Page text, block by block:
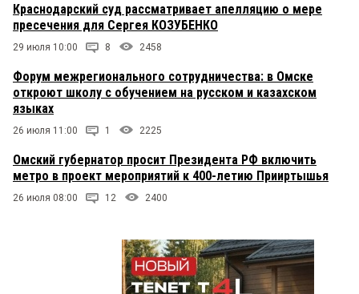
ДЖОКЕР 17 декабря 2025 в 10:25:
Я один вижу, будто везде «ко-ко»? «У меня в
Краснодарский суд рассматривает апелляцию о мере
пресечения для Сергея КОЗУБЕНКО
29 июля 10:00 8 2458
Форум межрегионального сотрудничества: в Омске
откроют школу с обучением на русском и казахском
языках
26 июля 11:00 1 2225
Омский губернатор просит Президента РФ включить
метро в проект мероприятий к 400-летию Прииртышья
26 июля 08:00 12 2400